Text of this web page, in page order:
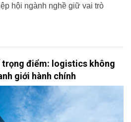
hội ngành nghề giữ vai trò
trọng điểm: logistics không
giới hành chính